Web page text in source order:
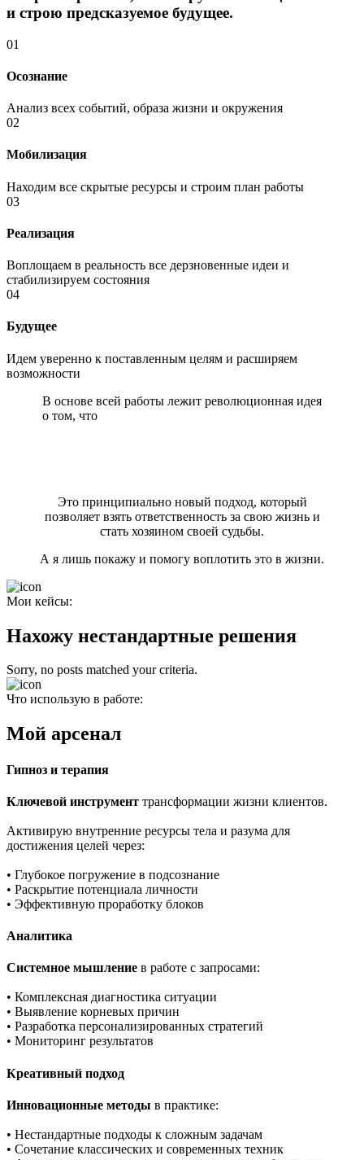
и строю предсказуемое будущее.
01
Осознание
Анализ всех событий, образа жизни и окружения
02
Мобилизация
Находим все скрытые ресурсы и строим план работы
03
Реализация
Воплощаем в реальность все дерзновенные идеи и
стабилизируем состояния
04
Будущее
Идем уверенно к поставленным целям и расширяем
возможности
В основе всей работы лежит революционная идея
о том, что
Это принципиально новый подход, который
позволяет взять ответственность за свою жизнь и
стать хозяином своей судьбы.
А я лишь покажу и помогу воплотить это в жизни.
Мои кейсы:
Нахожу нестандартные решения
Sorry, no posts matched your criteria.
Что использую в работе:
Мой арсенал
Гипноз и терапия
Ключевой инструмент трансформации жизни клиентов.
Активирую внутренние ресурсы тела и разума для
достижения целей через:
• Глубокое погружение в подсознание
• Раскрытие потенциала личности
• Эффективную проработку блоков
Аналитика
Системное мышление в работе с запросами:
• Комплексная диагностика ситуации
• Выявление корневых причин
• Разработка персонализированных стратегий
• Мониторинг результатов
Креативный подход
Инновационные методы в практике:
• Нестандартные подходы к сложным задачам
• Сочетание классических и современных техник